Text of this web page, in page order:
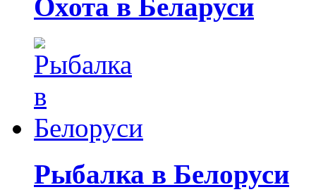
Охота в Беларуси
Рыбалка в Белоруси